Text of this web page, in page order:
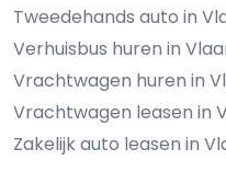
Tweedehands auto in
Verhuisbus huren in
Vrachtwagen huren in
Vrachtwagen leasen in
Zakelijk auto leasen in